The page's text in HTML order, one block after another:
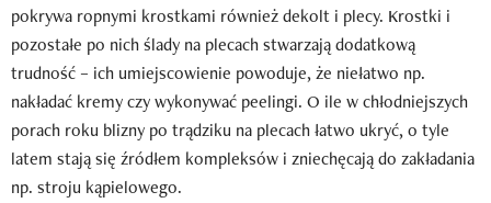
pokrywa ropnymi krostkami również dekolt i plecy. Krostki i
pozostałe po nich ślady na plecach stwarzają dodatkową
trudność – ich umiejscowienie powoduje, że niełatwo np.
nakładać kremy czy wykonywać peelingi. O ile w chłodniejszych
porach roku blizny po trądziku na plecach łatwo ukryć, o tyle
latem stają się źródłem kompleksów i zniechęcają do zakładania
np. stroju kąpielowego.